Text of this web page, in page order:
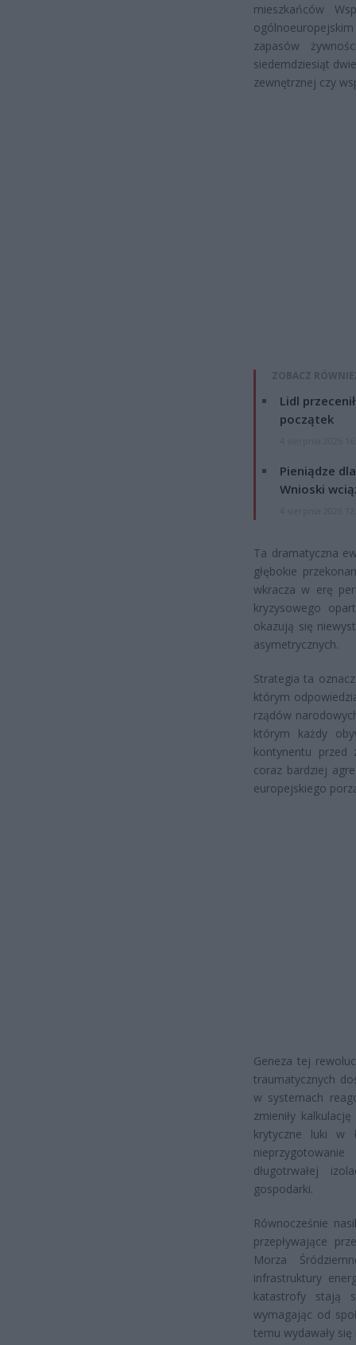
mieszkańców
zapasów
siedemdziesiąt
zewnętrznej czy
ZOBACZ
Lidl
początek
Pieniądze
Wnioski
Ta dramatyczna
głębokie
wkracza w erę
kryzysowego
okazują się
asymetrycznych.
Strategia ta
którym
rządów
którym każdy
kontynentu przed
coraz bardziej
europejskiego
Geneza tej
traumatycznych
w systemach
zmieniły
krytyczne luki w
długotrwałej
gospodarki.
Równocześnie
przepływające
Morza
infrastruktury
katastrofy stają
wymagając od
temu wydawały